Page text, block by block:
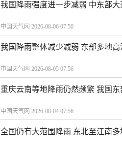
我国降雨强度进一步减弱 中东部
中国天气网 2026-08-06 07:50
我国降雨整体减少减弱 东部多地
中国天气网 2026-08-05 07:56
重庆云南等地降雨仍然频繁 我国
中国天气网 2026-08-04 07:56
全国仍有大范围降雨 东北至江南